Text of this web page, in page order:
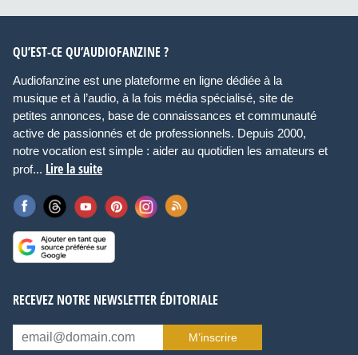
QU’EST-CE QU’AUDIOFANZINE ?
Audiofanzine est une plateforme en ligne dédiée à la
musique et à l’audio, à la fois média spécialisé, site de
petites annonces, base de connaissances et communauté
active de passionnés et de professionnels. Depuis 2000,
notre vocation est simple : aider au quotidien les amateurs et
prof... Lire la suite
RECEVEZ NOTRE NEWSLETTER ÉDITORIALE
M’inscrire